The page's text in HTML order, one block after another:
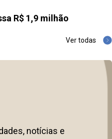
R$ 1,9 milhão
Ver todas
notícias e